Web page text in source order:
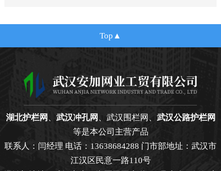
格板，防滑钢格板在设计细节
Top
湖北护栏网 、 武汉冲孔网 、武汉围栏网、 武汉公路护栏网
等是本公司主营产品
联系人：闫经理 电话：13638684288 门市部地址：武汉市
江汉区民意一路110号